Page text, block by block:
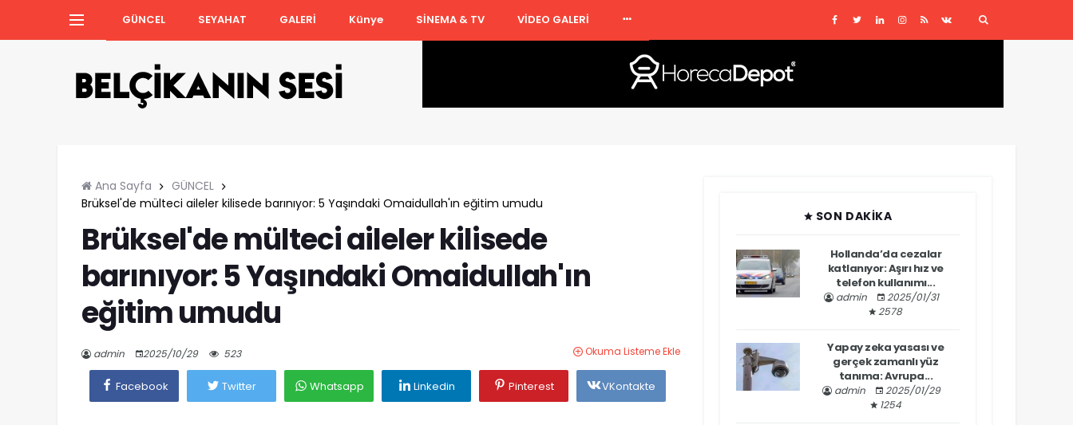
GÜNCEL SEYAHAT GALERİ Künye SİNEMA & TV VİDEO GALERİ
Ana Sayfa
GÜNCEL
Brüksel'de mülteci aileler kilisede barınıyor: 5 Yaşındaki Omaidullah'ın eğitim umudu
Brüksel'de mülteci aileler kilisede
barınıyor: 5 Yaşındaki Omaidullah'ın
eğitim umudu
admin 2025/10/29 523 Okuma Listeme Ekle
Facebook Twitter Whatsapp Linkedin Pinterest VKontakte
SON DAKIKA
Hollanda’da cezalar
katlanıyor: Aşırı hız ve
telefon kullanımı...
admin
2025/01/31
2578
Yapay zeka yasası ve
gerçek zamanlı yüz
tanıma: Avrupa...
admin
2025/01/29
1254